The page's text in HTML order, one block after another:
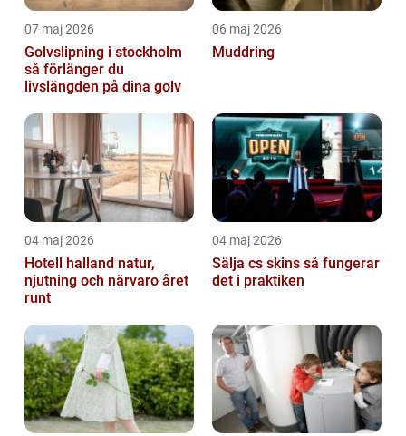
07 maj 2026
Golvslipning i stockholm
så förlänger du
livslängden på dina golv
06 maj 2026
Muddring
04 maj 2026
Hotell halland natur,
njutning och närvaro året
runt
04 maj 2026
Sälja cs skins så fungerar
det i praktiken